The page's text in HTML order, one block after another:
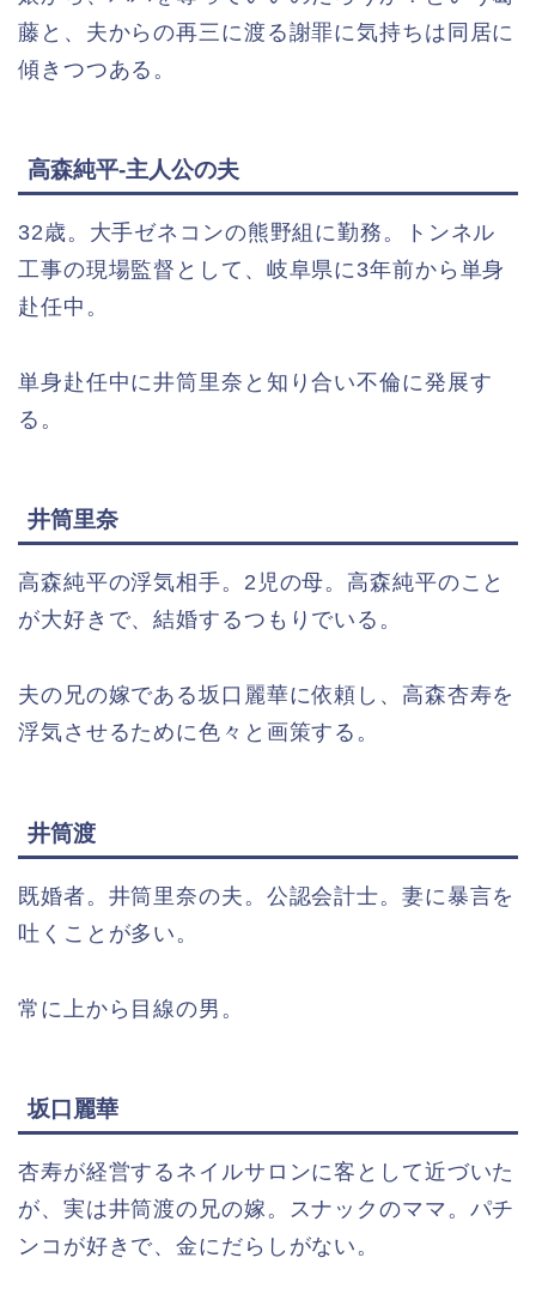
藤と、夫からの再三に渡る謝罪に気持ちは同居に
傾きつつある。
高森純平-主人公の夫
32歳。大手ゼネコンの熊野組に勤務。トンネル
工事の現場監督として、岐阜県に3年前から単身
赴任中。
単身赴任中に井筒里奈と知り合い不倫に発展す
る。
井筒里奈
高森純平の浮気相手。2児の母。高森純平のこと
が大好きで、結婚するつもりでいる。
夫の兄の嫁である坂口麗華に依頼し、高森杏寿を
浮気させるために色々と画策する。
井筒渡
既婚者。井筒里奈の夫。公認会計士。妻に暴言を
吐くことが多い。
常に上から目線の男。
坂口麗華
杏寿が経営するネイルサロンに客として近づいた
が、実は井筒渡の兄の嫁。スナックのママ。パチ
ンコが好きで、金にだらしがない。